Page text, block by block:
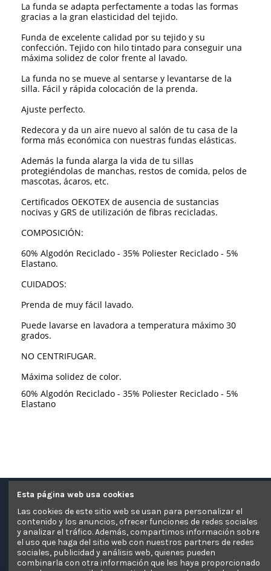
La funda se adapta perfectamente a todas las formas
gracias a la gran elasticidad del tejido.
Funda de excelente calidad por su tejido y su
confección. Tejido con hilo tintado para conseguir una
máxima solidez de color frente al lavado.
La funda no se mueve al sentarse y levantarse de la
silla. Fácil y rápida colocación de la prenda.
Ajuste perfecto.
Redecora y da un aire nuevo al salón de tu casa de la
forma más económica con nuestras fundas elásticas.
Además la funda alarga la vida de tu sillas
protegiéndolas de manchas, restos de comida, pelos de
mascotas, ácaros, etc.
Certificados OEKOTEX de ausencia de sustancias
nocivas y GRS de utilización de fibras recicladas.
COMPOSICIÓN:
60% Algodón Reciclado - 35% Poliester Reciclado - 5%
Elastano.
CUIDADOS:
Prenda de muy fácil lavado.
Puede lavarse en lavadora a temperatura máximo 30
grados.
NO CENTRIFUGAR.
Máxima solidez de color.
60% Algodón Reciclado - 35% Poliester Reciclado - 5%
Elastano
Contacte con nosotros
Información
Pagos Seguros
Esta página web usa cookies
Las cookies de este sitio web se usan para personalizar el
contenido y los anuncios, ofrecer funciones de redes sociales
y analizar el tráfico. Además, compartimos información sobre
el uso que haga del sitio web con nuestros partners de redes
sociales, publicidad y análisis web, quienes pueden
combinarla con otra información que les haya proporcionado